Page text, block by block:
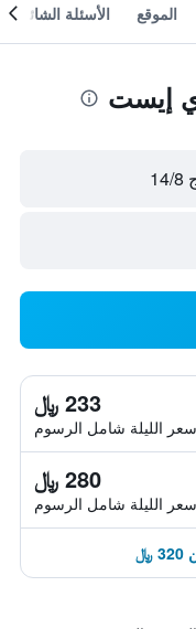
الموقع الأسئلة الشائعة
إيست
8
233 ﷼
سعر الليلة شامل الرسوم
280 ﷼
سعر الليلة شامل الرسوم